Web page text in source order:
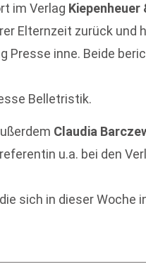
im Verlag Kiepenheuer
Elternzeit zurück und
inne. Beide
Belletristik.
Claudia
u.a. bei den
sich in dieser Woche